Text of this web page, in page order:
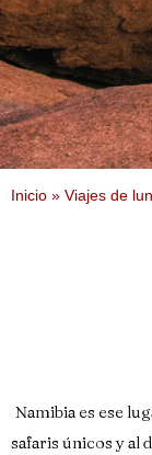
Inicio » Viajes de
Namibia es ese
safaris únicos y al